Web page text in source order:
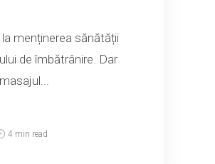
menținerea sănătății
de îmbătrânire. Dar
4 min read